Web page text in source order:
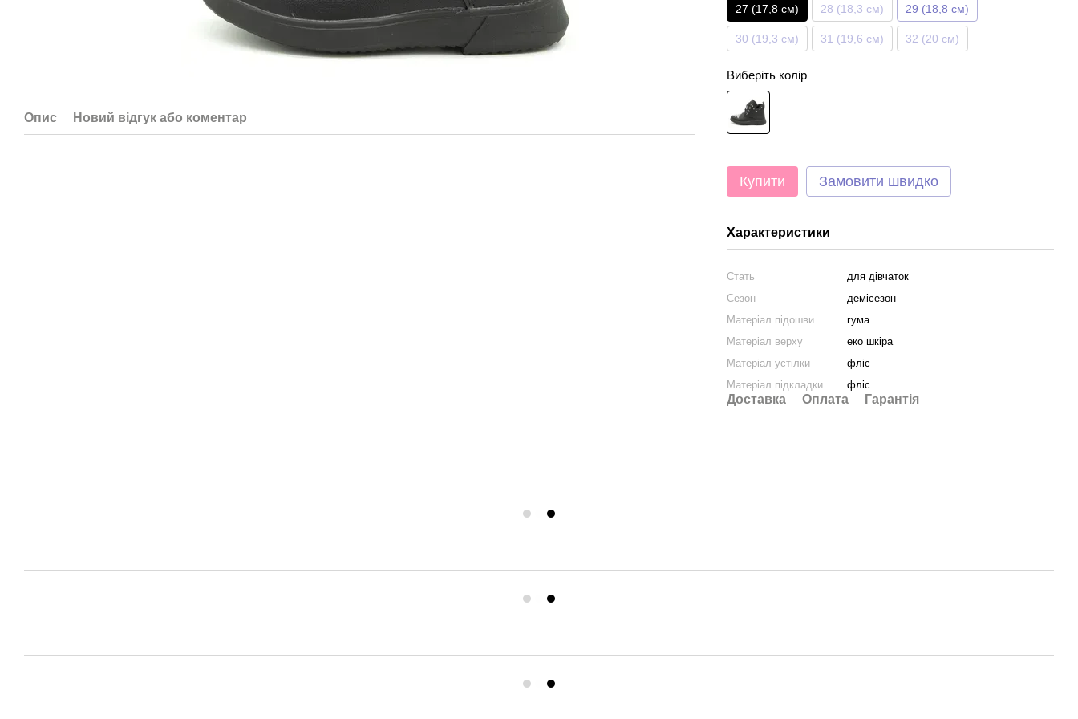
Опис Новий відгук або коментар
27 (17,8 см) 28 (18,3 см) 29 (18,8 см)
30 (19,3 см) 31 (19,6 см) 32 (20 см)
Виберіть колір
Купити Замовити швидко
Характеристики
Стать
для дівчаток
Сезон
демісезон
Матеріал підошви
гума
Матеріал верху
еко шкіра
Матеріал устілки
фліс
Матеріал підкладки
фліс
Доставка Оплата Гарантія